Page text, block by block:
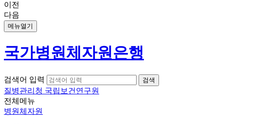
이전
다음
메뉴열기
국가병원체자원은행
검색어 입력
질병관리청 국립보건연구원
전체메뉴
병원체자원